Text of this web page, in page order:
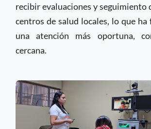
recibir evaluaciones y seguimiento
centros de salud locales, lo que
una atención más oportuna,
cercana.